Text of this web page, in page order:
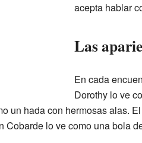
acepta hablar
Las
En cada
Dorothy lo ve
un hada con hermosas alas.
Cobarde lo ve como una bola